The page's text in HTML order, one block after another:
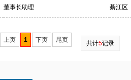
董事长助理 綦江区
上页 1 下页 尾页 共计5记录